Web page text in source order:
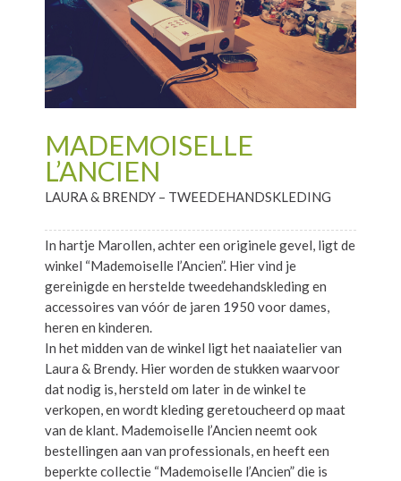
MADEMOISELLE
L’ANCIEN
LAURA & BRENDY – TWEEDEHANDSKLEDING
In hartje Marollen, achter een originele gevel, ligt de
winkel “Mademoiselle l’Ancien”. Hier vind je
gereinigde en herstelde tweedehandskleding en
accessoires van vóór de jaren 1950 voor dames,
heren en kinderen.
In het midden van de winkel ligt het naaiatelier van
Laura & Brendy. Hier worden de stukken waarvoor
dat nodig is, hersteld om later in de winkel te
verkopen, en wordt kleding geretoucheerd op maat
van de klant. Mademoiselle l’Ancien neemt ook
bestellingen aan van professionals, en heeft een
beperkte collectie “Mademoiselle l’Ancien” die is